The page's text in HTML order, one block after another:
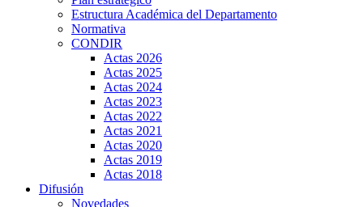
Estructura Académica del Departamento
Normativa
CONDIR
Actas 2026
Actas 2025
Actas 2024
Actas 2023
Actas 2022
Actas 2021
Actas 2020
Actas 2019
Actas 2018
Difusión
Novedades